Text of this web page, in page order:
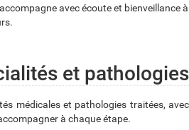
avec écoute et bienveillance à
et pathologies
médicales et pathologies traitées, avec
à chaque étape.